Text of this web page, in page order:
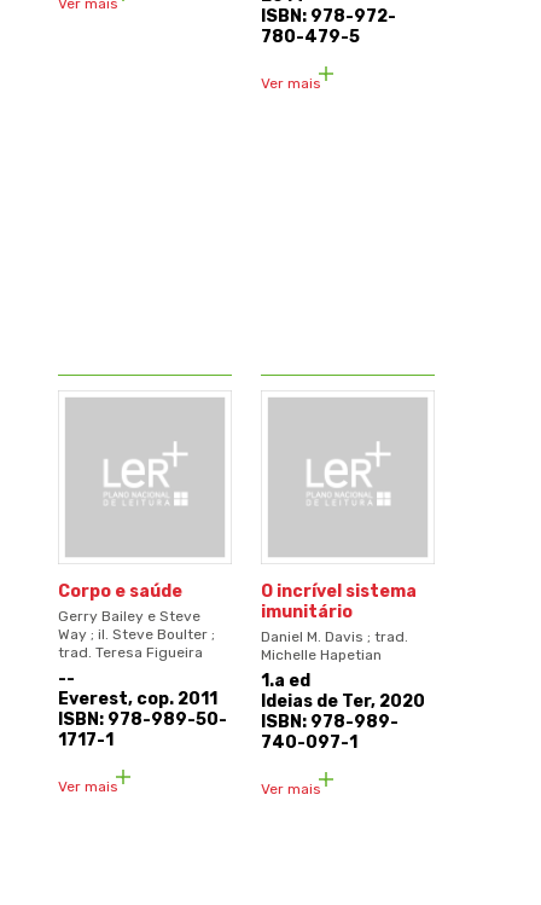
Ver mais
ISBN: 978-972-
780-479-5
Ver mais
Corpo e saúde
Gerry Bailey e Steve
Way ; il. Steve Boulter ;
trad. Teresa Figueira
--
Everest, cop. 2011
ISBN: 978-989-50-
1717-1
Ver mais
O incrível sistema
imunitário
Daniel M. Davis ; trad.
Michelle Hapetian
1.a ed
Ideias de Ter, 2020
ISBN: 978-989-
740-097-1
Ver mais